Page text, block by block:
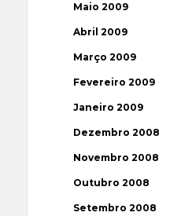
Maio 2009
Abril 2009
Março 2009
Fevereiro 2009
Janeiro 2009
Dezembro 2008
Novembro 2008
Outubro 2008
Setembro 2008